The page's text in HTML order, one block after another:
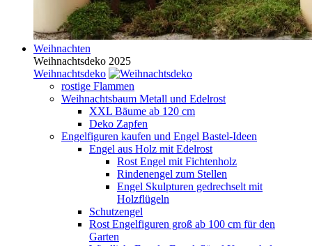
Weihnachten
Weihnachtsdeko 2025
Weihnachtsdeko
rostige Flammen
Weihnachtsbaum Metall und Edelrost
XXL Bäume ab 120 cm
Deko Zapfen
Engelfiguren kaufen und Engel Bastel-Ideen
Engel aus Holz mit Edelrost
Rost Engel mit Fichtenholz
Rindenengel zum Stellen
Engel Skulpturen gedrechselt mit
Holzflügeln
Schutzengel
Rost Engelfiguren groß ab 100 cm für den
Garten